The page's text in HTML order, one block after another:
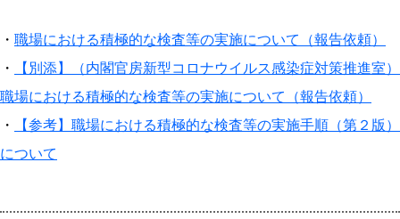
・ 職場における積極的な検査等の実施について（報告依頼）
・
【別添】（内閣官房新型コロナウイルス感染症対策推進室）
職場における積極的な検査等の実施について（報告依頼）
・
【参考】職場における積極的な検査等の実施手順（第２版）
について